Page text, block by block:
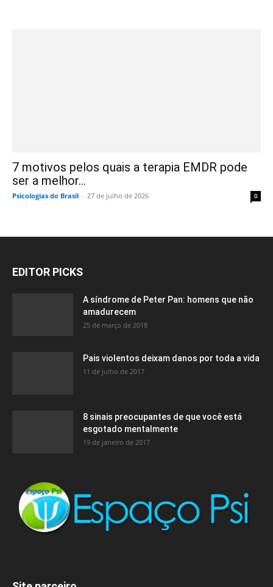
7 motivos pelos quais a terapia EMDR pode
ser a melhor...
Psicologias do Brasil - 27 de julho de 2026 0
EDITOR PICKS
A síndrome de Peter Pan: homens que não
amadurecem
25 de março de 2018
Pais violentos deixam danos por toda a vida
11 de julho de 2017
8 sinais preocupantes de que você está
esgotado mentalmente
19 de janeiro de 2017